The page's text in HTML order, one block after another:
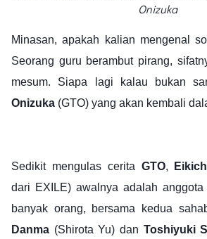
Onizuka
Minasan, apakah kalian mengenal
Seorang guru berambut pirang,
mesum. Siapa lagi kalau bukan
Onizuka (GTO) yang akan kembali
Sedikit mengulas cerita GTO,
dari EXILE) awalnya adalah
banyak orang, bersama kedua
Danma (Shirota Yu) dan Toshiyuki